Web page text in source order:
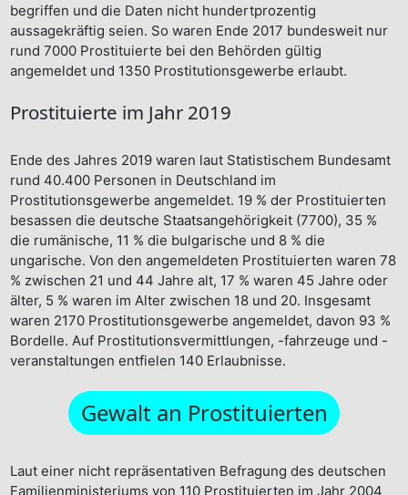
begriffen und die Daten nicht hundertprozentig
aussagekräftig seien. So waren Ende 2017 bundesweit nur
rund 7000 Prostituierte bei den Behörden gültig
angemeldet und 1350 Prostitutionsgewerbe erlaubt.
Prostituierte im Jahr 2019
Ende des Jahres 2019 waren laut Statistischem Bundesamt
rund 40.400 Personen in Deutschland im
Prostitutionsgewerbe angemeldet. 19 % der Prostituierten
besassen die deutsche Staatsangehörigkeit (7700), 35 %
die rumänische, 11 % die bulgarische und 8 % die
ungarische. Von den angemeldeten Prostituierten waren 78
% zwischen 21 und 44 Jahre alt, 17 % waren 45 Jahre oder
älter, 5 % waren im Alter zwischen 18 und 20. Insgesamt
waren 2170 Prostitutionsgewerbe angemeldet, davon 93 %
Bordelle. Auf Prostitutionsvermittlungen, -fahrzeuge und -
veranstaltungen entfielen 140 Erlaubnisse.
Gewalt an Prostituierten
Laut einer nicht repräsentativen Befragung des deutschen
Familienministeriums von 110 Prostituierten im Jahr 2004